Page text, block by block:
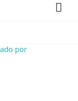

por